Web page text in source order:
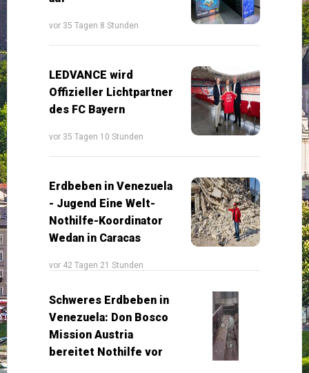
vor 35 Tagen 8 Stunden
LEDVANCE wird
Offizieller Lichtpartner
des FC Bayern
vor 35 Tagen 10 Stunden
Erdbeben in Venezuela
- Jugend Eine Welt-
Nothilfe-Koordinator
Wedan in Caracas
vor 42 Tagen 21 Stunden
Schweres Erdbeben in
Venezuela: Don Bosco
Mission Austria
bereitet Nothilfe vor